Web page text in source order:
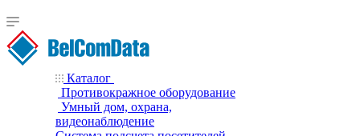
Каталог
Противокражное оборудование
Умный дом, охрана,
видеонаблюдение